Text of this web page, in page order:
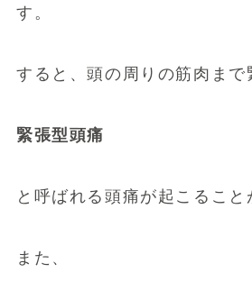
す。
すると、頭の周りの筋肉まで
緊張型頭痛
と呼ばれる頭痛が起こること
また、